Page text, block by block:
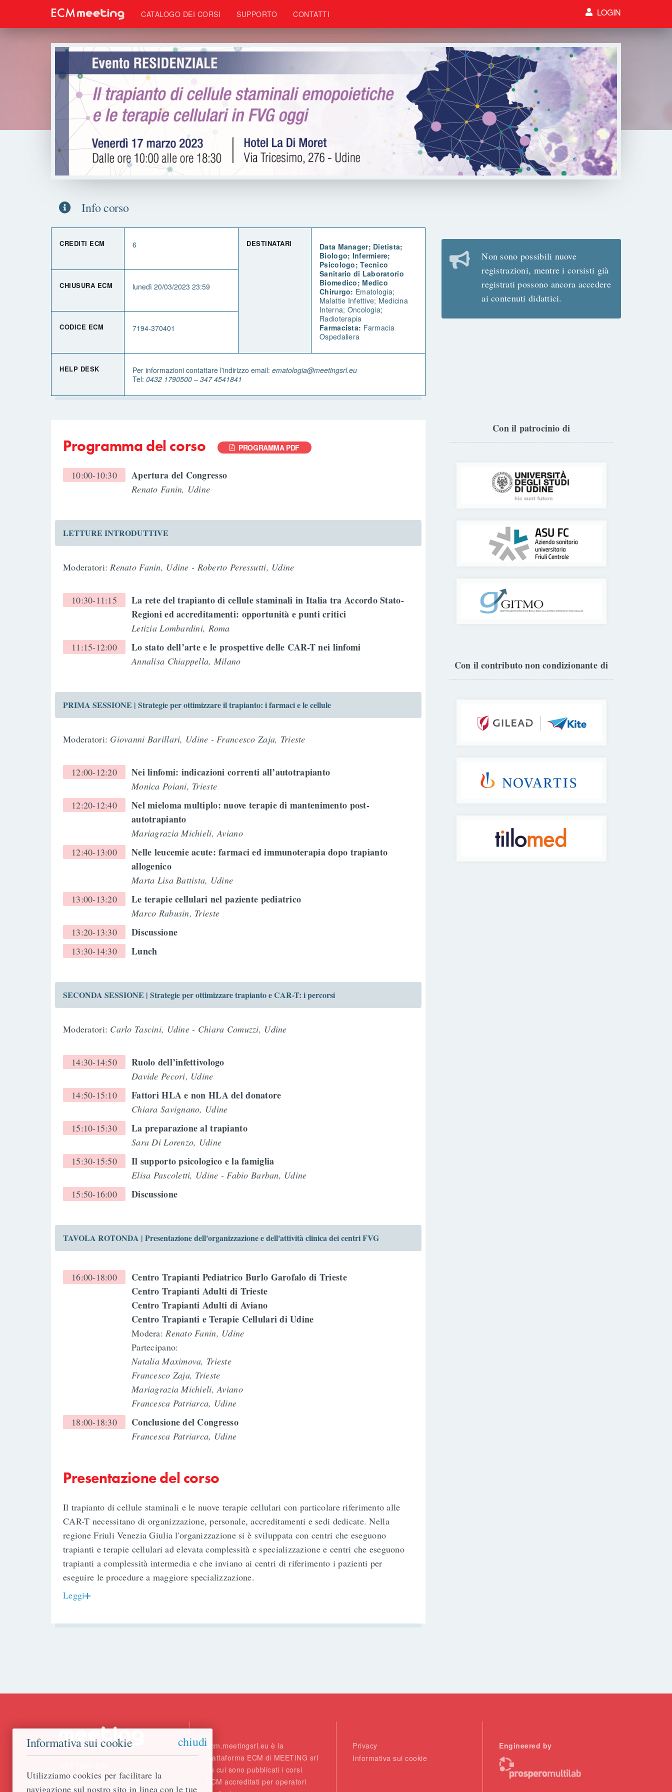
Informativa sui cookie chiudi
Utilizziamo cookies per facilitare la
navigazione sul nostro sito in linea con le tue
LOGIN
CATALOGO DEI CORSI SUPPORTO CONTATTI
Info corso
CREDITI ECM 6
CHIUSURA ECM lunedì 20/03/2023 23:59
CODICE ECM 7194-370401
DESTINATARI
Data Manager; Dietista;
Biologo; Infermiere;
Psicologo; Tecnico
Sanitario di Laboratorio
Biomedico; Medico
Chirurgo: Ematologia;
Malattie Infettive; Medicina
Interna; Oncologia;
Radioterapia
Farmacista: Farmacia
Ospedaliera
HELP DESK Per informazioni contattare l'indirizzo email: ematologia@meetingsrl.eu
Tel: 0432 1790500 – 347 4541841
Non sono possibili nuove
registrazioni, mentre i corsisti già
registrati possono ancora accedere
ai contenuti didattici.
Programma del corso PROGRAMMA PDF
10:00-10:30 Apertura del Congresso
Renato Fanin, Udine
LETTURE INTRODUTTIVE
Moderatori:Renato Fanin, Udine - Roberto Peressutti, Udine
10:30-11:15
La rete del trapianto di cellule staminali in Italia tra Accordo Stato-
Regioni ed accreditamenti: opportunità e punti critici
Letizia Lombardini, Roma
11:15-12:00
Lo stato dell’arte e le prospettive delle CAR-T nei linfomi
Annalisa Chiappella, Milano
PRIMA SESSIONE | Strategie per ottimizzare il trapianto: i farmaci e le cellule
Moderatori: Giovanni Barillari, Udine - Francesco Zaja, Trieste
12:00-12:20 Nei linfomi: indicazioni correnti all’autotrapianto
Monica Poiani, Trieste
12:20-12:40
Nel mieloma multiplo: nuove terapie di mantenimento post-
autotrapianto
Mariagrazia Michieli, Aviano
12:40-13:00
Nelle leucemie acute: farmaci ed immunoterapia dopo trapianto
allogenico
Marta Lisa Battista, Udine
13:00-13:20
Le terapie cellulari nel paziente pediatrico
Marco Rabusin, Trieste
13:20-13:30
Discussione
13:30-14:30 Lunch
SECONDA SESSIONE | Strategie per ottimizzare trapianto e CAR-T: i percorsi
Moderatori: Carlo Tascini, Udine - Chiara Comuzzi, Udine
14:30-14:50 Ruolo dell’infettivologo
Davide Pecori, Udine
14:50-15:10
Fattori HLA e non HLA del donatore
Chiara Savignano, Udine
15:10-15:30
La preparazione al trapianto
Sara Di Lorenzo, Udine
15:30-15:50
Il supporto psicologico e la famiglia
Elisa Pascoletti, Udine - Fabio Barban, Udine
15:50-16:00
Discussione
TAVOLA ROTONDA | Presentazione dell'organizzazione e dell'attività clinica dei centri FVG
16:00-18:00
Centro Trapianti Pediatrico Burlo Garofalo di Trieste
Centro Trapianti Adulti di Trieste
Centro Trapianti Adulti di Aviano
Centro Trapianti e Terapie Cellulari di Udine
Modera:Renato Fanin, Udine
Partecipano:
Natalia Maximova, Trieste
Francesco Zaja, Trieste
Mariagrazia Michieli, Aviano
Francesca Patriarca, Udine
18:00-18:30
Conclusione del Congresso
Francesca Patriarca, Udine
Presentazione del corso
Il trapianto di cellule staminali e le nuove terapie cellulari con particolare riferimento alle
CAR-T necessitano di organizzazione, personale, accreditamenti e sedi dedicate. Nella
regione Friuli Venezia Giulia l'organizzazione si è sviluppata con centri che eseguono
trapianti e terapie cellulari ad elevata complessità e specializzazione e centri che eseguono
trapianti a complessità intermedia e che inviano ai centri di riferimento i pazienti per
eseguire le procedure a maggiore specializzazione.
Leggi
Con il patrocinio di
Con il contributo non condizionante di
Provider ECM n. 7194
Via Villalta 32, 33100 Udine
ecm.meetingsrl.eu è la
piattaforma ECM di MEETING srl
su cui sono pubblicati i corsi
ECM accreditati per operatori
Privacy
Informativa sui cookie
Engineered by